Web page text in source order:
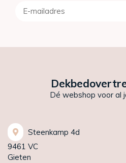
Dé webshop voor al
Steenkamp 4d
9461 VC
Gieten